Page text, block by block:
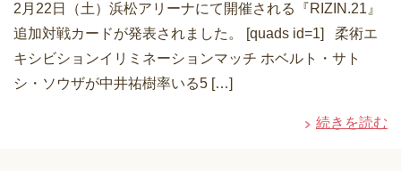
2月22日（土）浜松アリーナにて開催される『RIZIN.21』
追加対戦カードが発表されました。 [quads id=1] 柔術エ
キシビションイリミネーションマッチ ホベルト・サト
シ・ソウザが中井祐樹率いる5 […]
続きを読む